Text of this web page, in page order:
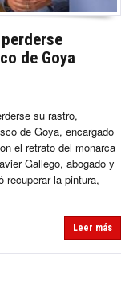
de Goya
su rastro,
de Goya, encargado
el retrato del monarca
Gallego, abogado y
recuperar la pintura,
Leer más